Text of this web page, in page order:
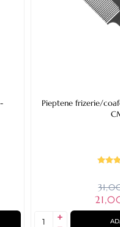
Pieptene frizerie/